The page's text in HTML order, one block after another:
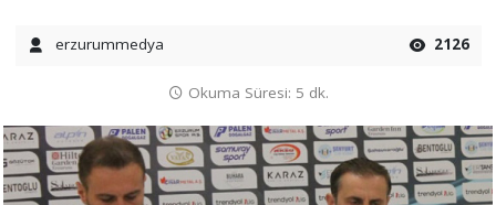
erzurummedya 2126
Okuma Süresi: 5 dk.